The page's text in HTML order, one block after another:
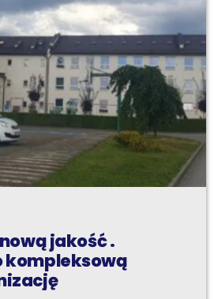
jakość .
kompleksową